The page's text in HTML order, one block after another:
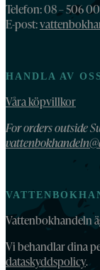
Telefon: 08 – 506
E-post:
HANDLA AV OSS
Våra köpvillkor
For orders outside
Vattenbokhandeln
Vi behandlar dina
dataskyddspolicy.